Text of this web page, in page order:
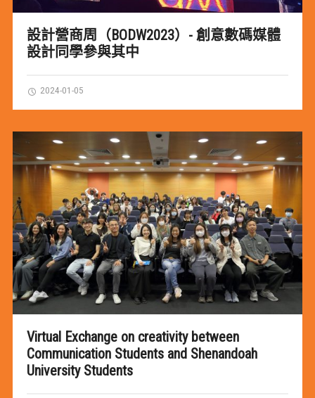
設計營商周（BODW2023）- 創意數碼媒體
設計同學參與其中
2024-01-05
Virtual Exchange on creativity between
Communication Students and Shenandoah
University Students